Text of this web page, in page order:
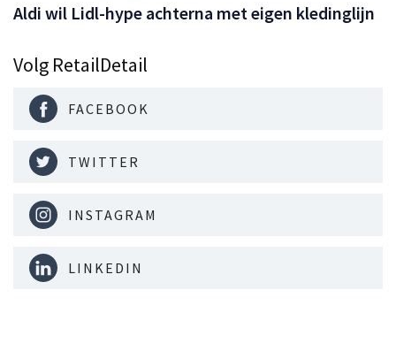
Aldi wil Lidl-hype achterna met eigen kledinglijn
Volg RetailDetail
FACEBOOK
TWITTER
INSTAGRAM
LINKEDIN